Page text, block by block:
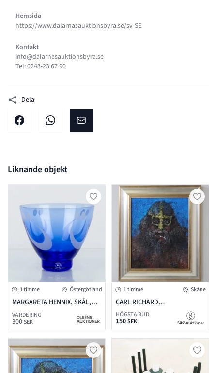
Hemsida
https://www.dalarnasauktionsbyra.se/sv-SE
Kontakt
info@dalarnasauktionsbyra.se
Tel: 0243-23 67 90
Dela
Dela på facebookDela på WhatsAppDela på E-post
Liknande objekt
1 timme Östergötland
MARGARETA HENNIX, SKÅL,
GLAS, "ÖSTGÖTASKÅLEN",
REIJMYRE GLASBRUK,
1900-/2000-TAL
VÄRDERING
300SEK
1 timme Skåne
CARL RICHARD
CARLENSTIERNA, OLJA PÅ DUK
40X32, SIGNERAD PÅ
BAKSIDAN
HÖGSTA BUD
150SEK